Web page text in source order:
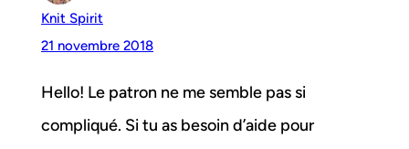
Knit Spirit
21 novembre 2018
Hello! Le patron ne me semble pas si
compliqué. Si tu as besoin d’aide pour